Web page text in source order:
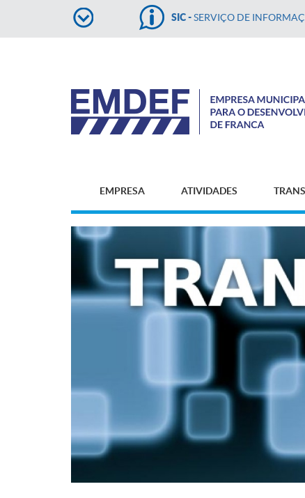
SIC -SERVIÇO DE
EMPRESA ATIVIDADES